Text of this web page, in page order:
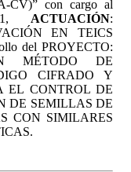
CV)” con cargo al
ACTUACIÓN:
EN TEICS
del PROYECTO:
MÉTODO DE
CIFRADO Y
EL CONTROL DE
DE SEMILLAS DE
CON SIMILARES